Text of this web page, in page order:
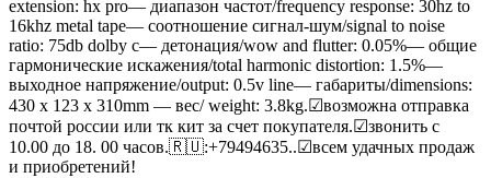
extension: hx pro— диапазон частот/frequency response: 30hz to
16khz metal tape— соотношение сигнал-шум/signal to noise
ratio: 75db dolby c— детонация/wow and flutter: 0.05%— общие
гармонические искажения/total harmonic distortion: 1.5%—
выходное напряжение/output: 0.5v line— габариты/dimensions:
430 x 123 x 310mm — вес/ weight: 3.8kg.☑возможна отправка
почтой россии или тк кит за счет покупателя.☑звонить с
10.00 до 18. 00 часов.🇷🇺:+79494635..☑всем удачных продаж
и приобретений!